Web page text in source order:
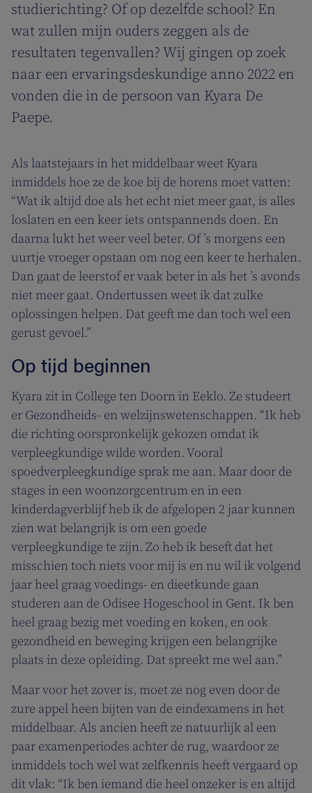
studierichting? Of op dezelfde school? En
wat zullen mijn ouders zeggen als de
resultaten tegenvallen? Wij gingen op zoek
naar een ervaringsdeskundige anno 2022 en
vonden die in de persoon van Kyara De
Paepe.
Als laatstejaars in het middelbaar weet Kyara
inmiddels hoe ze de koe bij de horens moet vatten:
“Wat ik altijd doe als het echt niet meer gaat, is alles
loslaten en een keer iets ontspannends doen. En
daarna lukt het weer veel beter. Of ’s morgens een
uurtje vroeger opstaan om nog een keer te herhalen.
Dan gaat de leerstof er vaak beter in als het ’s avonds
niet meer gaat. Ondertussen weet ik dat zulke
oplossingen helpen. Dat geeft me dan toch wel een
gerust gevoel.”
Op tijd beginnen
Kyara zit in College ten Doorn in Eeklo. Ze studeert
er Gezondheids- en welzijnswetenschappen. “Ik heb
die richting oorspronkelijk gekozen omdat ik
verpleegkundige wilde worden. Vooral
spoedverpleegkundige sprak me aan. Maar door de
stages in een woonzorgcentrum en in een
kinderdagverblijf heb ik de afgelopen 2 jaar kunnen
zien wat belangrijk is om een goede
verpleegkundige te zijn. Zo heb ik beseft dat het
misschien toch niets voor mij is en nu wil ik volgend
jaar heel graag voedings- en dieetkunde gaan
studeren aan de Odisee Hogeschool in Gent. Ik ben
heel graag bezig met voeding en koken, en ook
gezondheid en beweging krijgen een belangrijke
plaats in deze opleiding. Dat spreekt me wel aan.”
Maar voor het zover is, moet ze nog even door de
zure appel heen bijten van de eindexamens in het
middelbaar. Als ancien heeft ze natuurlijk al een
paar examenperiodes achter de rug, waardoor ze
inmiddels toch wel wat zelfkennis heeft vergaard op
dit vlak: “Ik ben iemand die heel onzeker is en altijd